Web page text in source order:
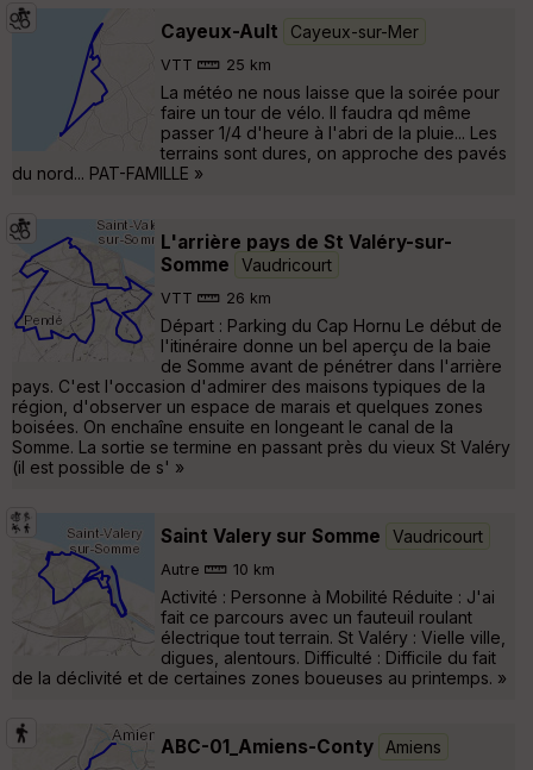
Cayeux-Ault Cayeux-sur-Mer
VTT 25 km
La météo ne nous laisse que la soirée pour
faire un tour de vélo. Il faudra qd même
passer 1/4 d'heure à l'abri de la pluie... Les
terrains sont dures, on approche des pavés
du nord... PAT-FAMILLE »
L'arrière pays de St Valéry-sur-
Somme
Vaudricourt
VTT 26 km
Départ : Parking du Cap Hornu Le début de
l'itinéraire donne un bel aperçu de la baie
de Somme avant de pénétrer dans l'arrière
pays. C'est l'occasion d'admirer des maisons typiques de la
région, d'observer un espace de marais et quelques zones
boisées. On enchaîne ensuite en longeant le canal de la
Somme. La sortie se termine en passant près du vieux St Valéry
(il est possible de s' »
Saint Valery sur Somme Vaudricourt
Autre 10 km
Activité : Personne à Mobilité Réduite : J'ai
fait ce parcours avec un fauteuil roulant
électrique tout terrain. St Valéry : Vielle ville,
digues, alentours. Difficulté : Difficile du fait
de la déclivité et de certaines zones boueuses au printemps. »
ABC-01_Amiens-Conty Amiens